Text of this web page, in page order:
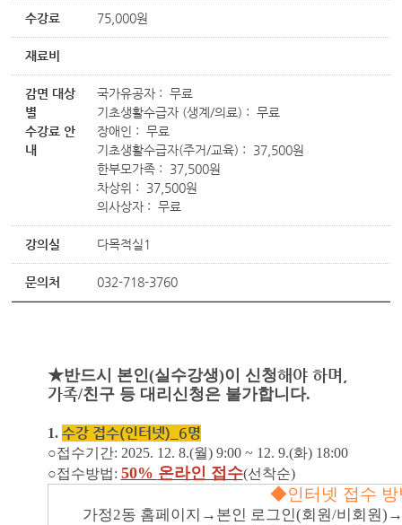
수강료 75,000원
재료비
감면 대상
별
수강료 안
내
국가유공자 : 무료
기초생활수급자 (생계/의료) : 무료
장애인 : 무료
기초생활수급자(주거/교육) : 37,500원
한부모가족 : 37,500원
차상위 : 37,500원
의사상자 : 무료
강의실 다목적실1
문의처 032-718-3760
★반드시 본인(실수강생)이 신청해야 하며,
가족/친구 등 대리신청은 불가합니다.
1. 수강 접수(인터넷)_6명
○접수기간: 2025. 12. 8.(월) 9:00 ~ 12. 9.(화) 18:00
○접수방법: 50% 온라인 접수(선착순)
◆인터넷 접수 방
가정2동 홈페이지 → 본인 로그인(회원/비회원) →